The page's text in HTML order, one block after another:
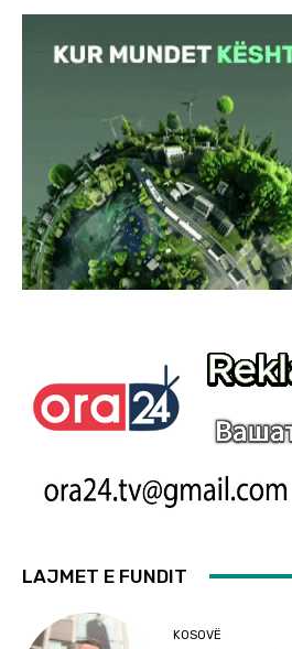
LAJMET E FUNDIT
KOSOVË